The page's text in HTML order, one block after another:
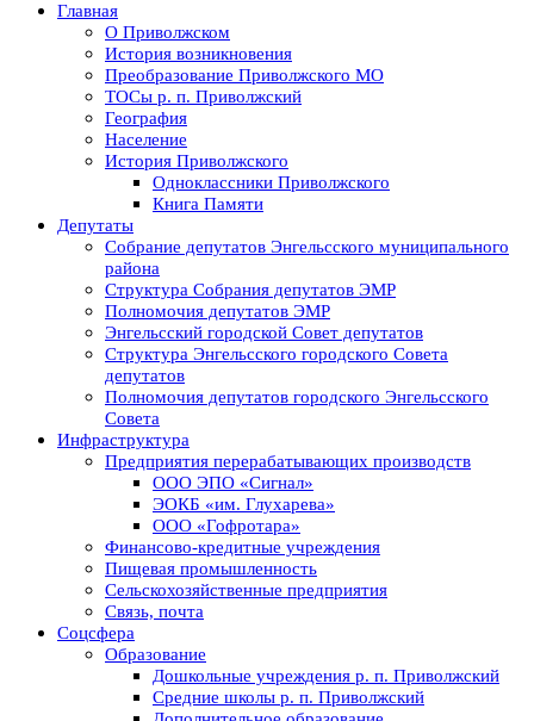
Главная
О Приволжском
История возникновения
Преобразование Приволжского МО
ТОСы р. п. Приволжский
География
Население
История Приволжского
Одноклассники Приволжского
Книга Памяти
Депутаты
Собрание депутатов Энгельсского муниципального
района
Структура Собрания депутатов ЭМР
Полномочия депутатов ЭМР
Энгельсский городской Совет депутатов
Структура Энгельсского городского Совета
депутатов
Полномочия депутатов городского Энгельсского
Совета
Инфраструктура
Предприятия перерабатывающих производств
ООО ЭПО «Сигнал»
ЭОКБ «им. Глухарева»
ООО «Гофротара»
Финансово-кредитные учреждения
Пищевая промышленность
Сельскохозяйственные предприятия
Связь, почта
Соцсфера
Образование
Дошкольные учреждения р. п. Приволжский
Средние школы р. п. Приволжский